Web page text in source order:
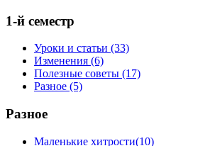
1-й семестр
Уроки и статьи (33)
Изменения (6)
Полезные советы (17)
Разное (5)
Разное
Маленькие хитрости(10)